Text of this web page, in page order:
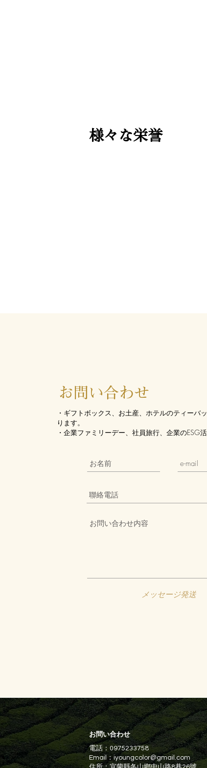
様々な栄誉
お問い合わせ
・ギフトボックス、お土産、ホテルのティーバ
ります。
・企業ファミリーデー、社員旅行、企業のESG
メッセージ発送
お問い合わせ
電話：0975233758
Email： iyoungcolor@gmail.com